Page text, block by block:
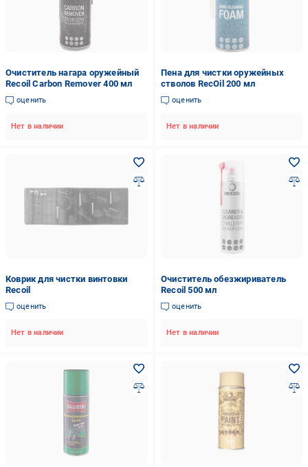
Очиститель нагара оружейный
Recoil Carbon Remover 400 мл
оценить
Нет в наличии
Пена для чистки оружейных
стволов RecOil 200 мл
оценить
Нет в наличии
Коврик для чистки винтовки
Recoil
оценить
Нет в наличии
Очиститель обезжириватель
Recoil 500 мл
оценить
Нет в наличии